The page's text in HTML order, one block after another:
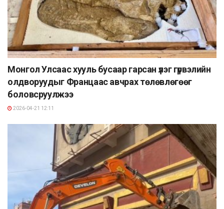
Монгол Улсаас хууль бусаар гарсан үлэг гүрвэлийн
олдворуудыг Францаас авчрах төлөвлөгөөг
боловсруулжээ
2026-04-21 12:11